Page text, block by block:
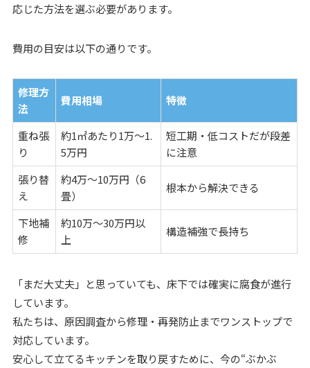
応じた方法を選ぶ必要があります。
費用の目安は以下の通りです。
修理方
法
費用相場 特徴
重ね張
り
約1㎡あたり1万〜1.
5万円
短工期・低コストだが段差
に注意
張り替
え
約4万〜10万円（6
畳）
根本から解決できる
下地補
修
約10万〜30万円以
上
構造補強で長持ち
「まだ大丈夫」と思っていても、床下では確実に腐食が進行
しています。
私たちは、原因調査から修理・再発防止までワンストップで
対応しています。
安心して立てるキッチンを取り戻すために、今の“ぶかぶ